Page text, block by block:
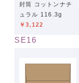
封筒 コットンナチ
ュラル 116.3g
￥3,122
SE16